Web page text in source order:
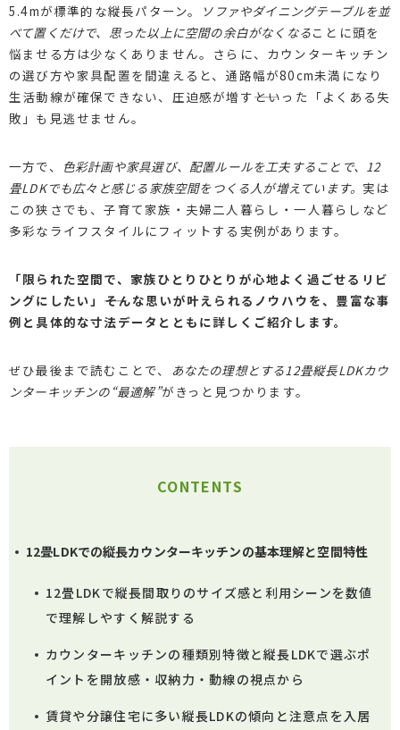
5.4mが標準的な縦長パターン。
ソファやダイニングテーブルを並
べて置くだけで、思った以上に空間の余白がなくなることに頭を
悩ませる方は少なくありません。さらに、カウンターキッチン
の選び方や家具配置を間違えると、通路幅が80cm未満になり
生活動線が確保できない、圧迫感が増す――といった「よくある失
敗」も見逃せません。
一方で、
色彩計画や家具選び、配置ルールを工夫することで、12
畳LDKでも広々と感じる家族空間をつくる人が増えています。 実は
この狭さでも、子育て家族・夫婦二人暮らし・一人暮らしなど
多彩なライフスタイルにフィットする実例があります。
「限られた空間で、家族ひとりひとりが心地よく過ごせるリビ
ングにしたい」――そんな思いが叶えられるノウハウを、豊富な事
例と具体的な寸法データとともに詳しくご紹介します。
ぜひ最後まで読むことで、
あなたの理想とする12畳縦長LDKカウ
ンターキッチンの“最適解”がきっと見つかります。
CONTENTS
12畳LDKでの縦長カウンターキッチンの基本理解と空間特性
12畳LDKで縦長間取りのサイズ感と利用シーンを数値
で理解しやすく解説する
カウンターキッチンの種類別特徴と縦長LDKで選ぶポ
イントを開放感・収納力・動線の視点から
賃貸や分譲住宅に多い縦長LDKの傾向と注意点を入居